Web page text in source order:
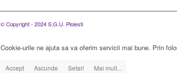
© Copyright - 2024 S.G.U. Ploiesti
Cookie-urile ne ajuta sa va oferim servicii mai bune. Prin
Accept Ascunde Setari Mai mult...